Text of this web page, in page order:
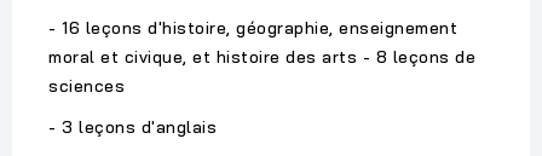
- 16 leçons d'histoire, géographie, enseignement
moral et civique, et histoire des arts - 8 leçons de
sciences
- 3 leçons d'anglais